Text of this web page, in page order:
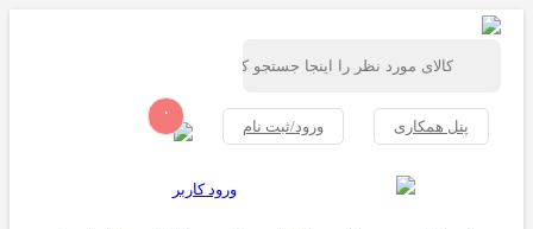
پنل همکاری ورود/ثبت نام
۰
ورود کاربر